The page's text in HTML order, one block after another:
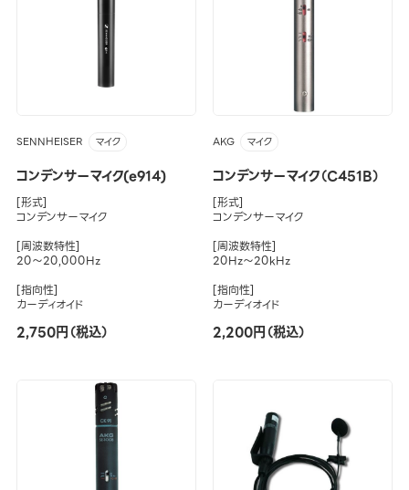
SENNHEISER マイク
コンデンサーマイク(e914)
[形式]
コンデンサーマイク
[周波数特性]
20～20,000Hz
[指向性]
カーディオイド
2,750円（税込）
AKG マイク
コンデンサーマイク（C451B）
[形式]
コンデンサーマイク
[周波数特性]
20Hz～20kHz
[指向性]
カーディオイド
2,200円（税込）